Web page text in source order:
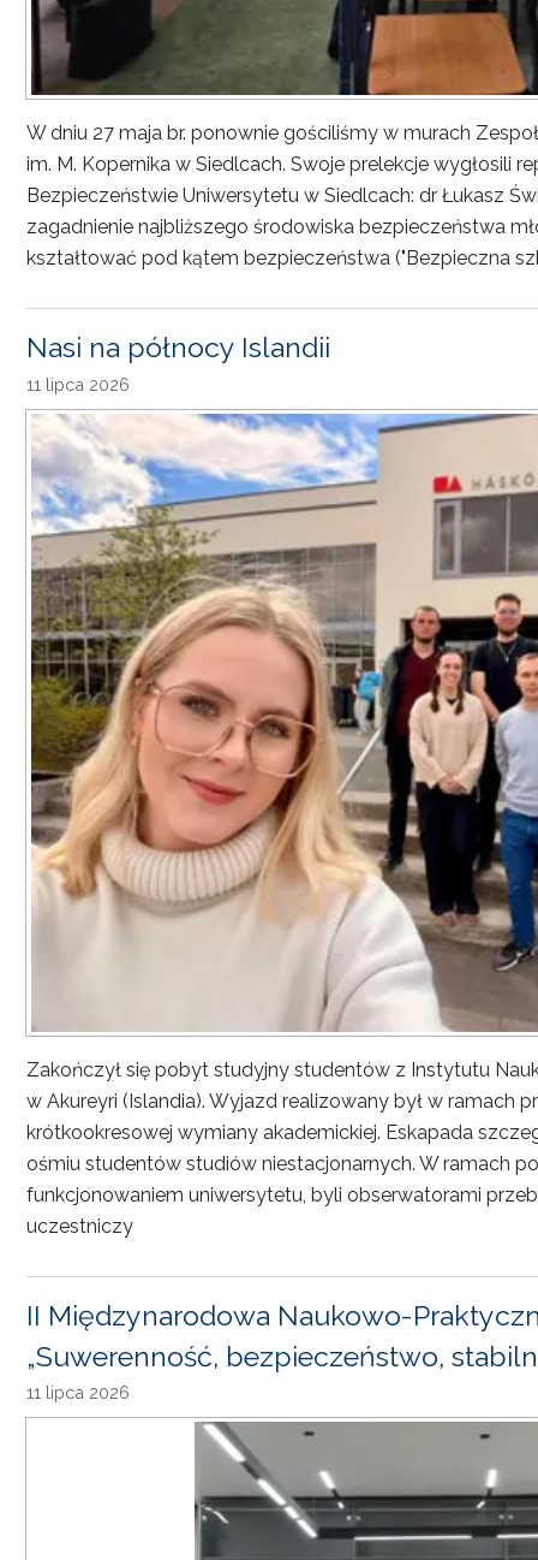
W dniu 27 maja br. ponownie gościliśmy w murach
im. M. Kopernika w Siedlcach. Swoje prelekcje wygłosili
Bezpieczeństwie Uniwersytetu w Siedlcach: dr Łukasz
zagadnienie najbliższego środowiska bezpieczeństwa
kształtować pod kątem bezpieczeństwa ("Bezpieczna
Nasi na północy Islandii
11 lipca 2026
Zakończył się pobyt studyjny studentów z Instytutu
w Akureyri (Islandia). Wyjazd realizowany był w ramach
krótkookresowej wymiany akademickiej. Eskapada
ośmiu studentów studiów niestacjonarnych. W ramach
funkcjonowaniem uniwersytetu, byli obserwatorami
uczestniczy
II Międzynarodowa Naukowo-
„Suwerenność, bezpieczeństwo,
11 lipca 2026